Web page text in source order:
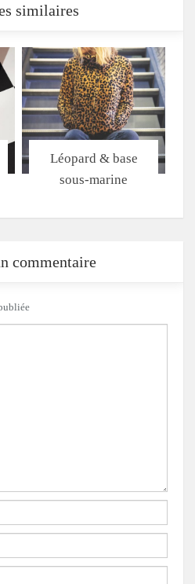
similaires
Léopard & base
sous-marine
commentaire